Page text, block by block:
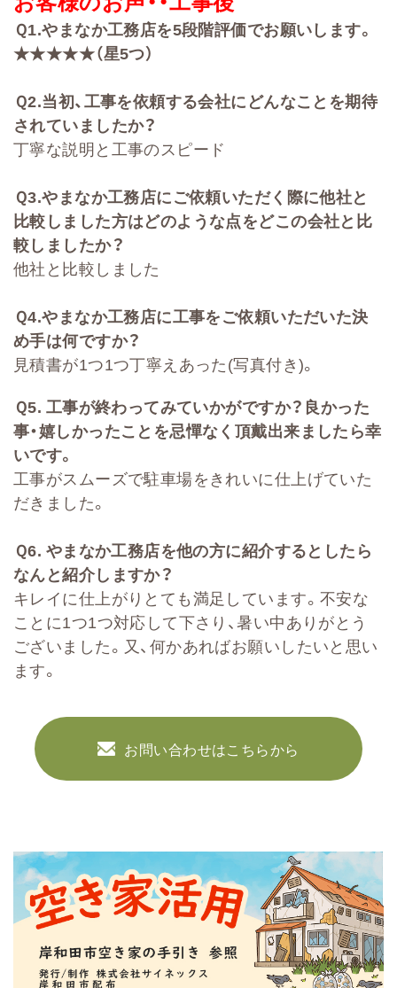
Ｑ1.やまなか工務店を5段階評価でお願いします。
★★★★★（星5つ）
Ｑ2.当初、工事を依頼する会社にどんなことを期待
されていましたか？
丁寧な説明と工事のスピード
Ｑ3.やまなか工務店にご依頼いただく際に他社と
比較しました方はどのような点をどこの会社と比
較しましたか？
他社と比較しました
Ｑ4.やまなか工務店に工事をご依頼いただいた決
め手は何ですか？
見積書が1つ1つ丁寧えあった(写真付き)。
Ｑ5. 工事が終わってみていかがですか？良かった
事・嬉しかったことを忌憚なく頂戴出来ましたら幸
いです。
工事がスムーズで駐車場をきれいに仕上げていた
だきました。
Ｑ6. やまなか工務店を他の方に紹介するとしたら
なんと紹介しますか？
キレイに仕上がりとても満足しています。不安な
ことに1つ1つ対応して下さり、暑い中ありがとう
ございました。又、何かあればお願いしたいと思い
ます。
お問い合わせはこちらから